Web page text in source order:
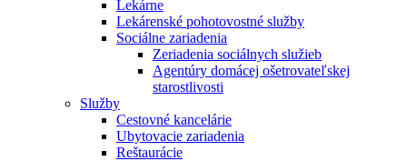
Lekárne
Lekárenské pohotovostné služby
Sociálne zariadenia
Zeriadenia sociálnych služieb
Agentúry domácej ošetrovateľskej
starostlivosti
Služby
Cestovné kancelárie
Ubytovacie zariadenia
Reštaurácie